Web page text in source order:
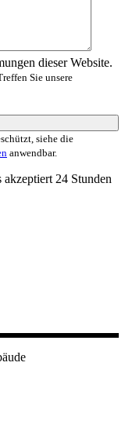
dieser Website.
Sie unsere
siehe die
anwendbar.
24 Stunden